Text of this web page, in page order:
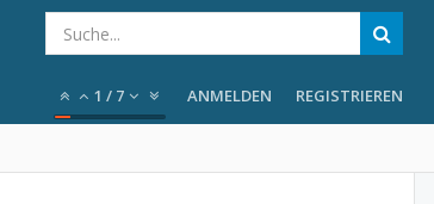
1 / 7 ANMELDEN REGISTRIEREN